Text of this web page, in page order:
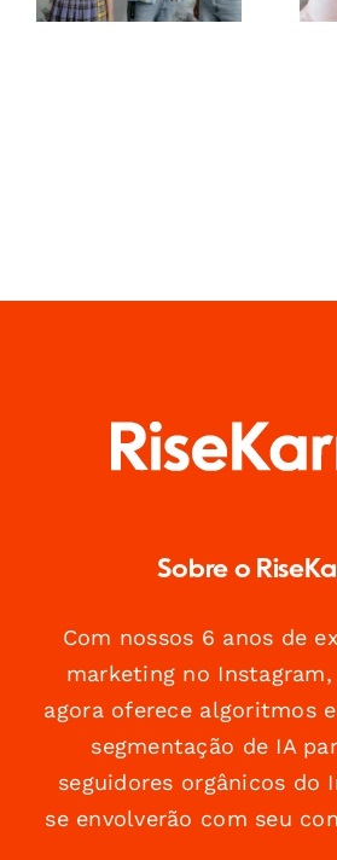
legendas
Sobre o
Com nossos 6 anos de
marketing no Instagram,
agora oferece algoritmos
segmentação de IA
seguidores orgânicos do
se envolverão com seu